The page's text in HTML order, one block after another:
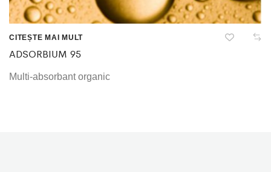
CITEȘTE MAI MULT
ADSORBIUM 95
Multi-absorbant organic